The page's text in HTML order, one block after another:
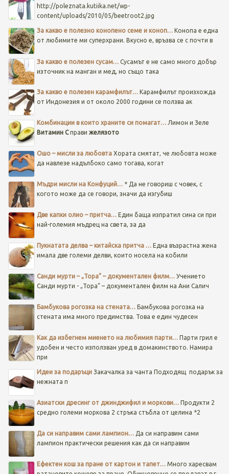
http://poleznata.kutiika.net/wp-
content/uploads/2010/05/beetroot2.jpg
За какво е полезно конопено семе и коноп… Конопа е една
от любимите ми суперхрани. Вкусно е, връзва се с почти в
За какво е полезен сусам… Сусамът е не само много добър
източник на манган и мед, но също така
За какво е полезен карамфилът… Карамфилът произхожда
от Индонезия и от около 2000 години се ползва ак
Комбинации в които храните си помагат…Лимон и Зеле
Витамин Cправи желязото
Ошо – мисли за любовта Хората смятат, че любовта може
да навлезе надълбоко само тогава, когат
Мъдри мисли на Конфуций… * Да не говориш с човек, с
когото може да се говори, значи да изгубиш
Две капки олио – притча…Един баща изпратил сина си при
най-големия мъдрец на света, за да
Пукнатата делва – китайска притча … Една възрастна жена
имала две големи делви, които носела на кобили
Санди мурти – „Тора” – документален филм…Учението
Санди мурти - „Тора” – документален филм на Ани Салич
Бамбукова рогозка на стената… Бамбукова рогозка на
стената има много предимства. Това е един чудесен
Как да избегнем миенето на любимия парти…Парти грил е
удобен и често използван уред в домакинството. Намира
при
Идеи за подаръциЗакачалка за чанта Подходящ подарък за
нежната п
Азиатски дресинг от джинджифил и моркови… Продукти 2
средно големи моркова 2 стръка стъбла от целина *2
Да си направим сами лампион…Да си направим сами
лампион практически решения как да си направим
Ефектен кош за пране от картон и тапет… Много харесвам